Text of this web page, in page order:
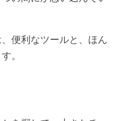
便利なツールと、ほん
。